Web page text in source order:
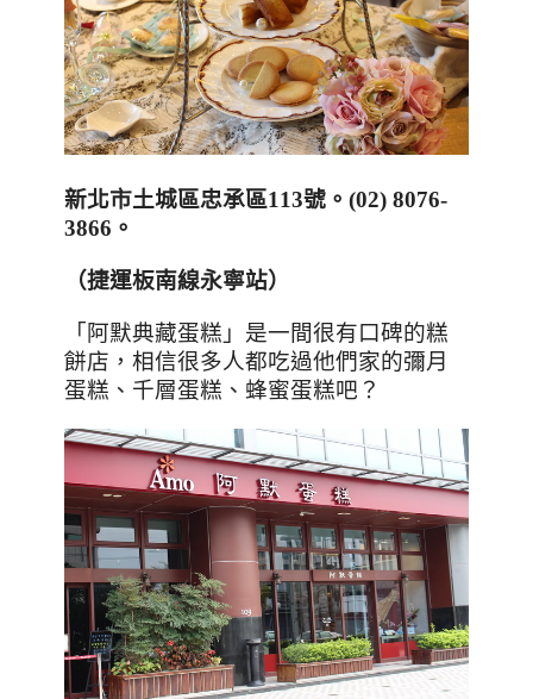
新北市土城區忠承區113號。 (02) 8076-
3866 。
（捷運板南線永寧站）
「阿默典藏蛋糕」是一間很有口碑的糕
餅店，相信很多人都吃過他們家的彌月
蛋糕、千層蛋糕、蜂蜜蛋糕吧？